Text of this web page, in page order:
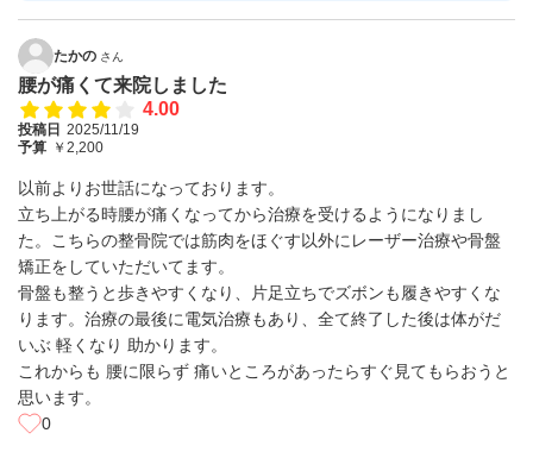
たかの さん
腰が痛くて来院しました
4.00
投稿日 2025/11/19
予算 ￥2,200
以前よりお世話になっております。
立ち上がる時腰が痛くなってから治療を受けるようになりまし
た。こちらの整骨院では筋肉をほぐす以外にレーザー治療や骨盤
矯正をしていただいてます。
骨盤も整うと歩きやすくなり、片足立ちでズボンも履きやすくな
ります。治療の最後に電気治療もあり、全て終了した後は体がだ
いぶ 軽くなり 助かります。
これからも 腰に限らず 痛いところがあったらすぐ見てもらおうと
思います。
0